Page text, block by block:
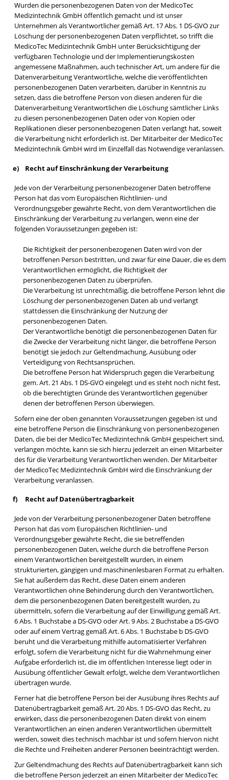
Wurden die personenbezogenen Daten von der MedicoTec
Medizintechnik GmbH öffentlich gemacht und ist unser
Unternehmen als Verantwortlicher gemäß Art. 17 Abs. 1 DS-GVO zur
Löschung der personenbezogenen Daten verpflichtet, so trifft die
MedicoTec Medizintechnik GmbH unter Berücksichtigung der
verfügbaren Technologie und der Implementierungskosten
angemessene Maßnahmen, auch technischer Art, um andere für die
Datenverarbeitung Verantwortliche, welche die veröffentlichten
personenbezogenen Daten verarbeiten, darüber in Kenntnis zu
setzen, dass die betroffene Person von diesen anderen für die
Datenverarbeitung Verantwortlichen die Löschung sämtlicher Links
zu diesen personenbezogenen Daten oder von Kopien oder
Replikationen dieser personenbezogenen Daten verlangt hat, soweit
die Verarbeitung nicht erforderlich ist. Der Mitarbeiter der MedicoTec
Medizintechnik GmbH wird im Einzelfall das Notwendige veranlassen.
e) Recht auf Einschränkung der Verarbeitung
Jede von der Verarbeitung personenbezogener Daten betroffene
Person hat das vom Europäischen Richtlinien- und
Verordnungsgeber gewährte Recht, von dem Verantwortlichen die
Einschränkung der Verarbeitung zu verlangen, wenn eine der
folgenden Voraussetzungen gegeben ist:
Die Richtigkeit der personenbezogenen Daten wird von der
betroffenen Person bestritten, und zwar für eine Dauer, die es dem
Verantwortlichen ermöglicht, die Richtigkeit der
personenbezogenen Daten zu überprüfen.
Die Verarbeitung ist unrechtmäßig, die betroffene Person lehnt die
Löschung der personenbezogenen Daten ab und verlangt
stattdessen die Einschränkung der Nutzung der
personenbezogenen Daten.
Der Verantwortliche benötigt die personenbezogenen Daten für
die Zwecke der Verarbeitung nicht länger, die betroffene Person
benötigt sie jedoch zur Geltendmachung, Ausübung oder
Verteidigung von Rechtsansprüchen.
Die betroffene Person hat Widerspruch gegen die Verarbeitung
gem. Art. 21 Abs. 1 DS-GVO eingelegt und es steht noch nicht fest,
ob die berechtigten Gründe des Verantwortlichen gegenüber
denen der betroffenen Person überwiegen.
Sofern eine der oben genannten Voraussetzungen gegeben ist und
eine betroffene Person die Einschränkung von personenbezogenen
Daten, die bei der MedicoTec Medizintechnik GmbH gespeichert sind,
verlangen möchte, kann sie sich hierzu jederzeit an einen Mitarbeiter
des für die Verarbeitung Verantwortlichen wenden. Der Mitarbeiter
der MedicoTec Medizintechnik GmbH wird die Einschränkung der
Verarbeitung veranlassen.
f) Recht auf Datenübertragbarkeit
Jede von der Verarbeitung personenbezogener Daten betroffene
Person hat das vom Europäischen Richtlinien- und
Verordnungsgeber gewährte Recht, die sie betreffenden
personenbezogenen Daten, welche durch die betroffene Person
einem Verantwortlichen bereitgestellt wurden, in einem
strukturierten, gängigen und maschinenlesbaren Format zu erhalten.
Sie hat außerdem das Recht, diese Daten einem anderen
Verantwortlichen ohne Behinderung durch den Verantwortlichen,
dem die personenbezogenen Daten bereitgestellt wurden, zu
übermitteln, sofern die Verarbeitung auf der Einwilligung gemäß Art.
6 Abs. 1 Buchstabe a DS-GVO oder Art. 9 Abs. 2 Buchstabe a DS-GVO
oder auf einem Vertrag gemäß Art. 6 Abs. 1 Buchstabe b DS-GVO
beruht und die Verarbeitung mithilfe automatisierter Verfahren
erfolgt, sofern die Verarbeitung nicht für die Wahrnehmung einer
Aufgabe erforderlich ist, die im öffentlichen Interesse liegt oder in
Ausübung öffentlicher Gewalt erfolgt, welche dem Verantwortlichen
übertragen wurde.
Ferner hat die betroffene Person bei der Ausübung ihres Rechts auf
Datenübertragbarkeit gemäß Art. 20 Abs. 1 DS-GVO das Recht, zu
erwirken, dass die personenbezogenen Daten direkt von einem
Verantwortlichen an einen anderen Verantwortlichen übermittelt
werden, soweit dies technisch machbar ist und sofern hiervon nicht
die Rechte und Freiheiten anderer Personen beeinträchtigt werden.
Zur Geltendmachung des Rechts auf Datenübertragbarkeit kann sich
die betroffene Person jederzeit an einen Mitarbeiter der MedicoTec